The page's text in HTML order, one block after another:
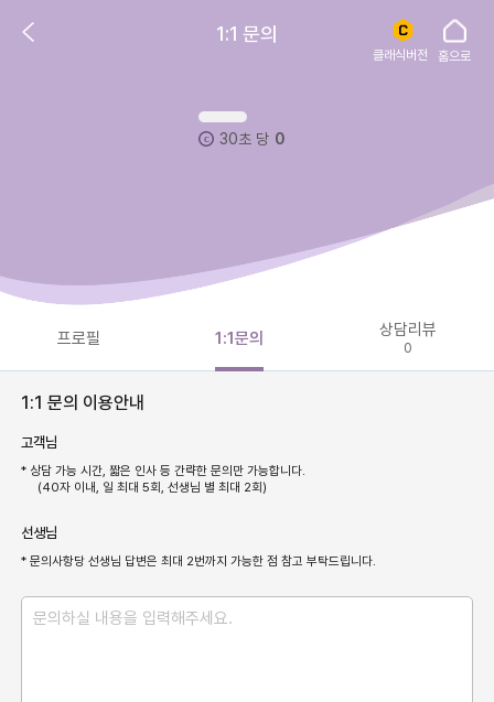
1:1 문의
클래식버전 홈으로
30초 당 0
프로필 1:1문의 상담리뷰
0
1:1 문의 이용안내
고객님
* 상담 가능 시간, 짧은 인사 등 간략한 문의만 가능합니다.
(40자 이내, 일 최대 5회, 선생님 별 최대 2회)
선생님
* 문의사항당 선생님 답변은 최대 2번까지 가능한 점 참고 부탁드립니다.